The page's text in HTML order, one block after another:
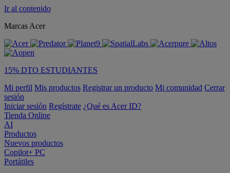
Ir al contenido
Marcas Acer
15% DTO ESTUDIANTES
Mi perfil Mis productos Registrar un producto Mi comunidad Cerrar
sesión
Iniciar sesión Regístrate ¿Qué es Acer ID?
Tienda Online
AI
Productos
Nuevos productos
Copilot+ PC
Portátiles